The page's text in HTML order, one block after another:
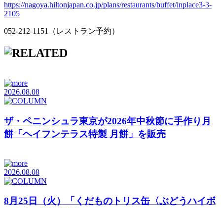
https://nagoya.hiltonjapan.co.jp/plans/restaurants/buffet/inplace3-3-
2105
052-212-1151（レストラン予約）
2026.08.08
ザ・ペニンシュラ東京が2026年中秋節に手作り月
餅「ヘイフンテラス特製 月餅」を販売
2026.08.08
8月25日（火）「くだものトリス缶〈ぶどうハイボ